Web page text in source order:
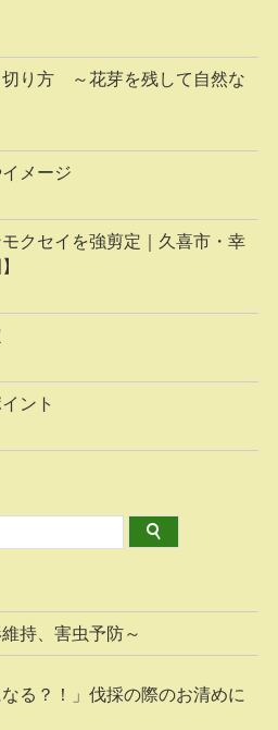
り方 ～花芽を残して自然な
メージ
クセイを強剪定｜久喜市・幸
ント
持、害虫予防～
る？！」伐採の際のお清めに